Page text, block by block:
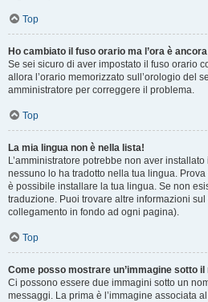
Top
Ho cambiato il fuso orario ma l’ora è
Se sei sicuro di aver impostato il fuso orario
allora l’orario memorizzato sull’orologio del
amministratore per correggere il problema.
Top
La mia lingua non è nella lista!
L’amministratore potrebbe non aver
nessuno lo ha tradotto nella tua lingua.
è possibile installare la tua lingua. Se non
traduzione. Puoi trovare altre informazioni sul
collegamento in fondo ad ogni pagina).
Top
Come posso mostrare un’immagine sotto
Ci possono essere due immagini sotto un
messaggi. La prima è l’immagine associata